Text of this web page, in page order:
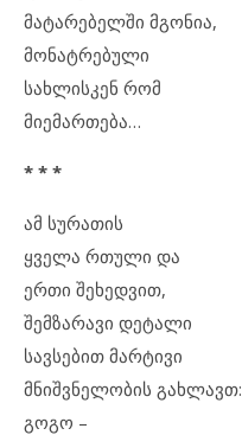
მატარებელში მგონია,
მონატრებული
სახლისკენ რომ
მიემართება…
* * *
ამ სურათის
ყველა რთული და
ერთი შეხედვით,
შემზარავი დეტალი
სავსებით მარტივი
მნიშვნელობის გახლავთ:
გოგო –